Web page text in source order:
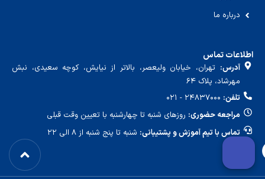
درباره ما
اطلاعات تماس
آدرس: تهران، خیابان ولیعصر، بالاتر از نیایش، کوچه سعیدی، نبش
مهرشاد، پلاک ۶۴
تلفن:
مراجعه حضوری: روزهای شنبه تا چهارشنبه با تعیین وقت قبلی
تماس با تیم آموزش و پشتیبانی: شنبه تا پنج شنبه از ۸ الی ۲۲